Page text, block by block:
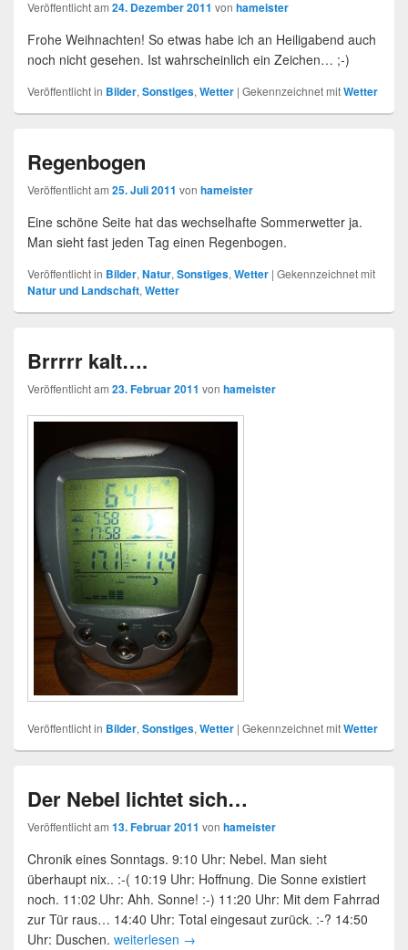
Veröffentlicht am 24. Dezember 2011 von hameister
Frohe Weihnachten! So etwas habe ich an Heiligabend auch
noch nicht gesehen. Ist wahrscheinlich ein Zeichen… ;-)
Veröffentlicht in Bilder, Sonstiges, Wetter | Gekennzeichnet mitWetter
Regenbogen
Veröffentlicht am 25. Juli 2011 von hameister
Eine schöne Seite hat das wechselhafte Sommerwetter ja.
Man sieht fast jeden Tag einen Regenbogen.
Veröffentlicht in Bilder, Natur, Sonstiges, Wetter | Gekennzeichnet mit
Natur und Landschaft, Wetter
Brrrrr kalt….
Veröffentlicht am 23. Februar 2011 von hameister
Veröffentlicht in Bilder,Sonstiges,Wetter | Gekennzeichnet mitWetter
Der Nebel lichtet sich…
Veröffentlicht am 13. Februar 2011 von hameister
Chronik eines Sonntags. 9:10 Uhr: Nebel. Man sieht
überhaupt nix.. :-( 10:19 Uhr: Hoffnung. Die Sonne existiert
noch. 11:02 Uhr: Ahh. Sonne! :-) 11:20 Uhr: Mit dem Fahrrad
zur Tür raus… 14:40 Uhr: Total eingesaut zurück. :-? 14:50
Uhr: Duschen. weiterlesen →